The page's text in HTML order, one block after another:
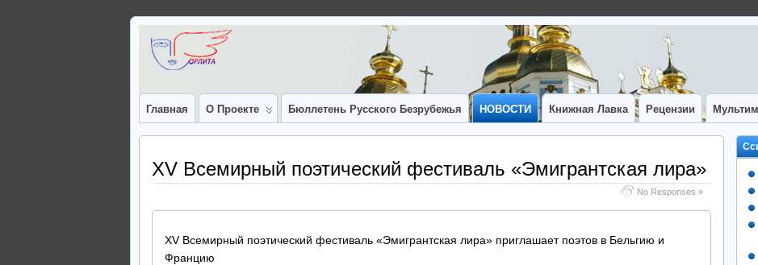
Главная О Проекте Бюллетень Русского Безрубежья НОВОСТИ Книжная Лавка Рецензии
XV Всемирный поэтический фестиваль «Эмигрантская лира»
No Responses »
XV Всемирный поэтический фестиваль «Эмигрантская лира» приглашает поэтов в Бельгию и
Францию